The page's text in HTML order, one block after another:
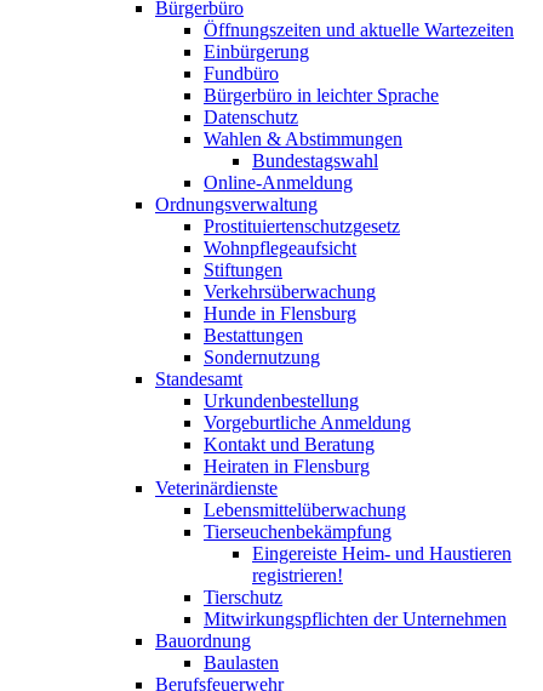
Bürgerbüro
Öffnungszeiten und aktuelle Wartezeiten
Einbürgerung
Fundbüro
Bürgerbüro in leichter Sprache
Datenschutz
Wahlen & Abstimmungen
Bundestagswahl
Online-Anmeldung
Ordnungsverwaltung
Prostituiertenschutzgesetz
Wohnpflegeaufsicht
Stiftungen
Verkehrsüberwachung
Hunde in Flensburg
Bestattungen
Sondernutzung
Standesamt
Urkundenbestellung
Vorgeburtliche Anmeldung
Kontakt und Beratung
Heiraten in Flensburg
Veterinärdienste
Lebensmittelüberwachung
Tierseuchenbekämpfung
Eingereiste Heim- und Haustieren
registrieren!
Tierschutz
Mitwirkungspflichten der Unternehmen
Bauordnung
Baulasten
Berufsfeuerwehr